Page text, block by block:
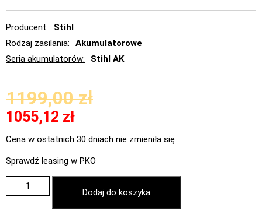
Producent
Stihl
Rodzaj zasilania
Akumulatorowe
Seria akumulatorów
Stihl AK
1199,00zł
1055,12 zł
Cena w ostatnich 30 dniach nie zmieniła się
Sprawdź leasing w PKO
Dodaj do koszyka